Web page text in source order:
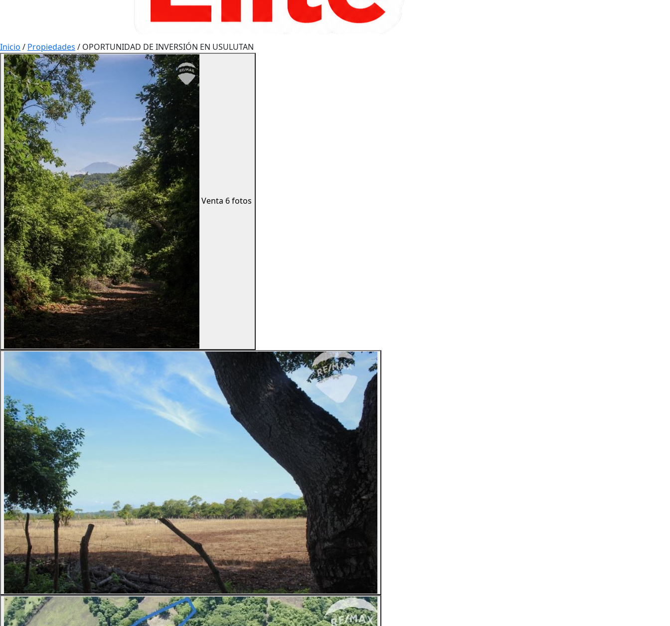
Inicio / Propiedades / OPORTUNIDAD DE INVERSIÓN EN USULUTAN
Venta 6 fotos